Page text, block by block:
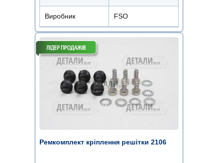
Виробник FSO
Ремкомплект кріплення решітки 2106